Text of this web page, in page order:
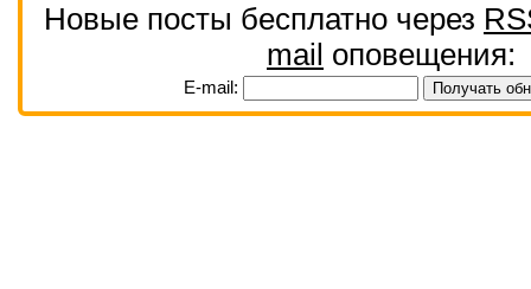
Новые посты бесплатно через
mail оповещения:
E-mail: